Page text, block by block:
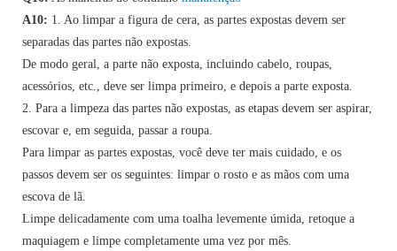
A10: 1. Ao limpar a figura de cera, as partes expostas devem ser
separadas das partes não expostas.
De modo geral, a parte não exposta, incluindo cabelo, roupas,
acessórios, etc., deve ser limpa primeiro, e depois a parte exposta.
2. Para a limpeza das partes não expostas, as etapas devem ser aspirar,
escovar e, em seguida, passar a roupa.
Para limpar as partes expostas, você deve ter mais cuidado, e os
passos devem ser os seguintes: limpar o rosto e as mãos com uma
escova de lã.
Limpe delicadamente com uma toalha levemente úmida, retoque a
maquiagem e limpe completamente uma vez por mês.